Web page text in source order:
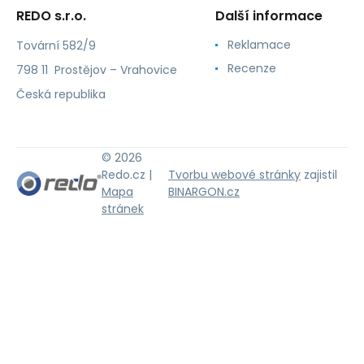
REDO s.r.o.
Tovární 582/9
798 11 Prostějov – Vrahovice
Česká republika
Další informace
Reklamace
Recenze
© 2026
Redo.cz |
Mapa
stránek
Tvorbu webové stránky zajistil
BINARGON.cz